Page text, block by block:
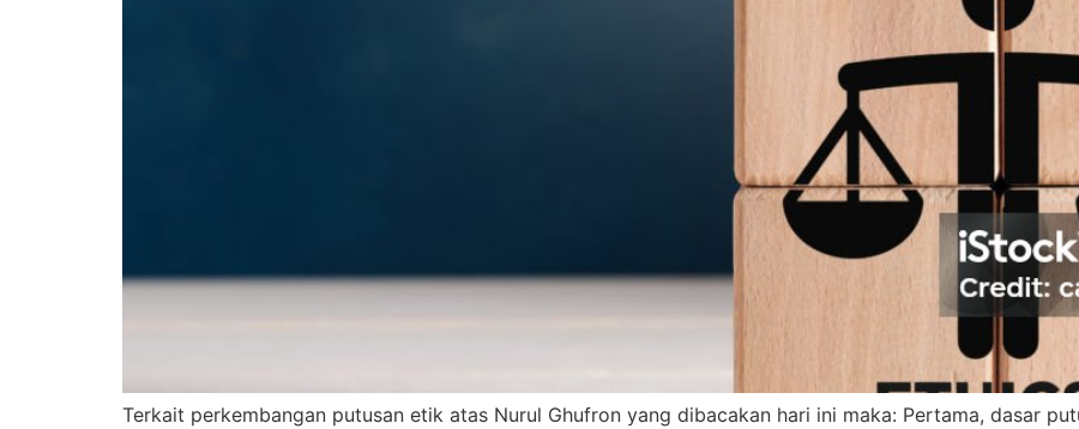
Terkait perkembangan putusan etik atas Nurul Ghufron yang dibacakan hari ini maka: Pertama, dasar